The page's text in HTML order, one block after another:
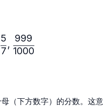
7
5
,
1000
999
（下方数字）的分数。这